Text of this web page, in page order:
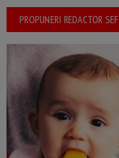
PROPUNERI REDACTOR SEF